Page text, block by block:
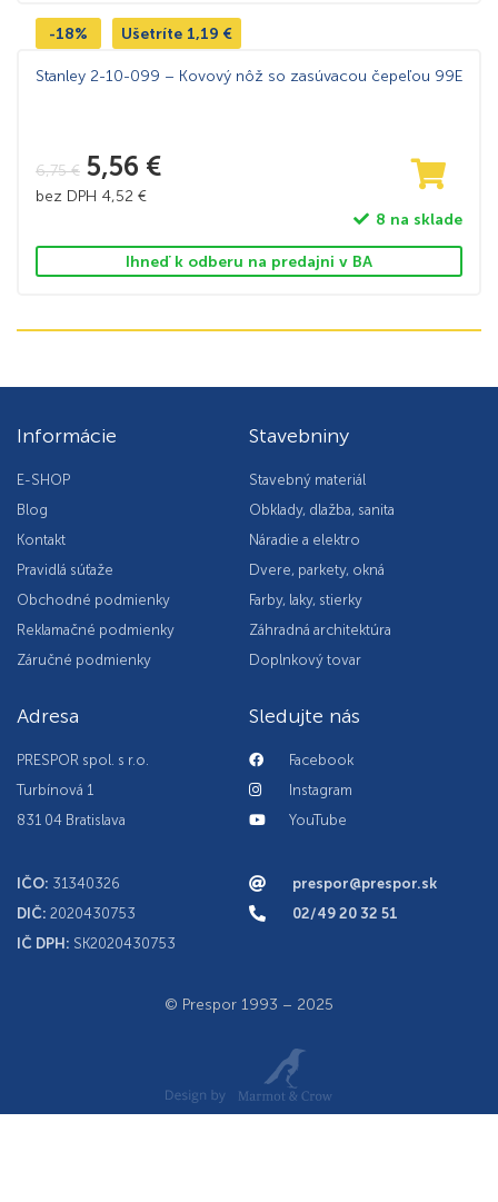
-18% Ušetríte 1,19 €
Stanley 2-10-099 – Kovový nôž so zasúvacou čepeľou 99E
6,75€ 5,56 €
bez DPH 4,52 €
8 na sklade
Ihneď k odberu na predajni v BA
Informácie
E-SHOP
Blog
Kontakt
Pravidlá súťaže
Obchodné podmienky
Reklamačné podmienky
Záručné podmienky
Stavebniny
Stavebný materiál
Obklady, dlažba, sanita
Náradie a elektro
Dvere, parkety, okná
Farby, laky, stierky
Záhradná architektúra
Doplnkový tovar
Adresa
PRESPOR spol. s r.o.
Turbínová 1
831 04 Bratislava
IČO: 31340326
DIČ: 2020430753
IČ DPH: SK2020430753
Sledujte nás
Facebook
Instagram
YouTube
prespor@prespor.sk
02/49 20 32 51
© Prespor 1993 – 2025